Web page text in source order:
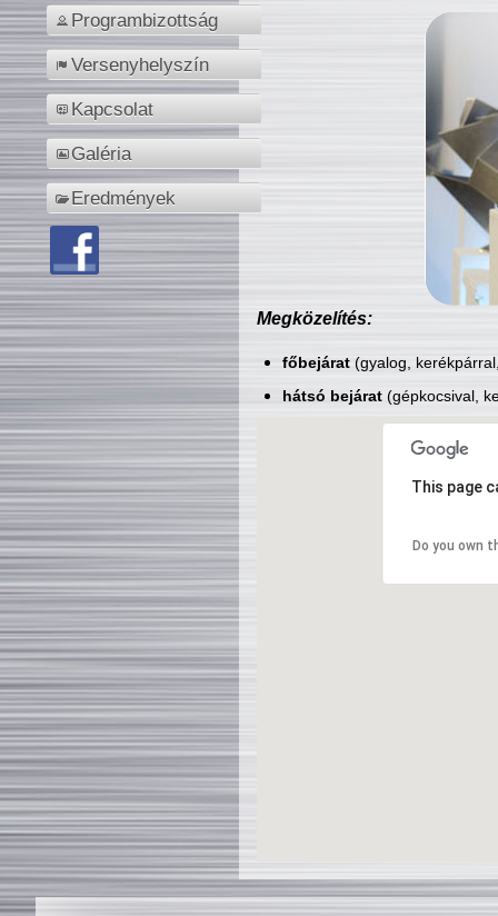
Programbizottság
Versenyhelyszín
Kapcsolat
Galéria
Eredmények
Megközelítés:
főbejárat(gyalog,
hátsó bejárat(gépkocsival,
This page
Do you own